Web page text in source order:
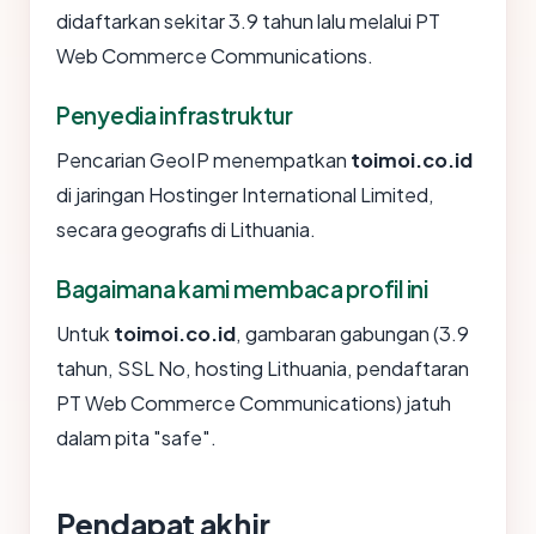
didaftarkan sekitar 3.9 tahun lalu melalui PT
Web Commerce Communications.
Penyedia infrastruktur
Pencarian GeoIP menempatkan toimoi.co.id
di jaringan Hostinger International Limited,
secara geografis di Lithuania.
Bagaimana kami membaca profil ini
Untuk toimoi.co.id, gambaran gabungan (3.9
tahun, SSL No, hosting Lithuania, pendaftaran
PT Web Commerce Communications) jatuh
dalam pita "safe".
Pendapat akhir